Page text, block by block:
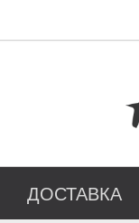
ДОСТАВКА